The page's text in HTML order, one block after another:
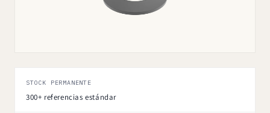
STOCK PERMANENTE
300+ referencias estándar